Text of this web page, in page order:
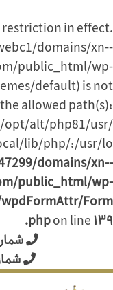
in effect.
domains/xn--
public_html/wp-
default) is not
allowed path(s):
opt/alt/php81/usr/
lib/php/:/usr/lo
domains/xn--
public_html/wp-
Form
.phpon line۱۳۹